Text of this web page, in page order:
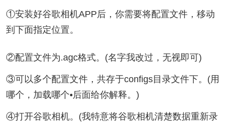
①安装好谷歌相机APP后，你需要将配置文件，移动
到下面指定位置。
②配置文件为.agc格式。(名字我改过，无视即可)
③可以多个配置文件，共存于configs目录文件下。(用
哪个，加载哪个•后面给你解释。)
④打开谷歌相机。(我特意将谷歌相机清楚数据重新录